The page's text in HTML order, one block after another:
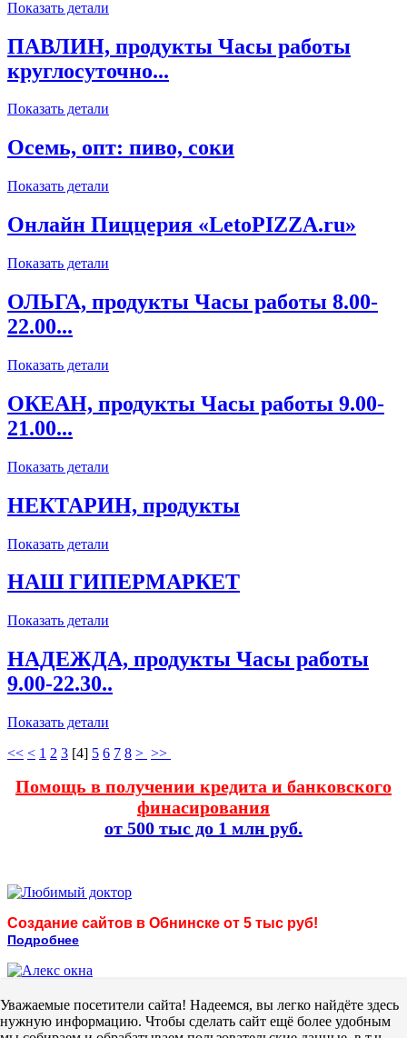
Показать детали
ПАВЛИН, продукты Часы работы
круглосуточно...
Показать детали
Осемь, опт: пиво, соки
Показать детали
Онлайн Пиццерия «LetoPIZZA.ru»
Показать детали
ОЛЬГА, продукты Часы работы 8.00-
22.00...
Показать детали
ОКЕАН, продукты Часы работы 9.00-
21.00...
Показать детали
НЕКТАРИН, продукты
Показать детали
НАШ ГИПЕРМАРКЕТ
Показать детали
НАДЕЖДА, продукты Часы работы
9.00-22.30..
Показать детали
<< < 1 2 3 [4] 5 6 7 8 > >>
Помощь в получении кредита и банковского
финасирования
от 500 тыс до 1 млн руб.
Создание сайтов в Обнинске от 5 тыс руб!
Подробнее
Каталог и сайты организаций Обнинска
Уважаемые посетители сайта! Надеемся, вы легко найдёте здесь
нужную информацию. Чтобы сделать сайт ещё более удобным